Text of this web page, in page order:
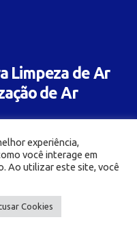
Limpeza de Ar
de Ar
para residência e empresa -
experiência,
você interage em
Ao utilizar este site, você
Cookies